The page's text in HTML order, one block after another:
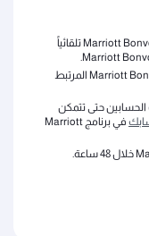
سيتم ربط حسابك في نادي الامتياز مع حسابك في Marriott Bonvoy تلقائياً
لا يمكن بعد ذلك إتمام أي عملية تحويل إلا لحساب Marriott Bonvoy المرتبط
حتى تتمكن
في برنامج Marriott